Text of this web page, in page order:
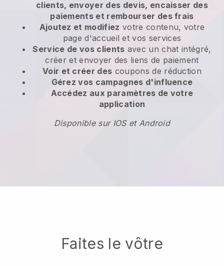
clients, envoyer des devis, encaisser des
paiements et rembourser des frais
Ajoutez et modifiez votre contenu, votre
page d'accueil et vos services
Service de vos clients avec un chat intégré,
créer et envoyer des liens de paiement
Voir et créer des coupons de réduction
Gérez vos campagnes d'influence
Accédez aux paramètres de votre
application
Disponible sur IOS et Android
Faites le vôtre